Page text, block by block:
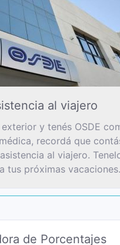
al viajero
y tenés OSDE
recordá que
al viajero.
tus próximas vacaciones.
de Porcentajes